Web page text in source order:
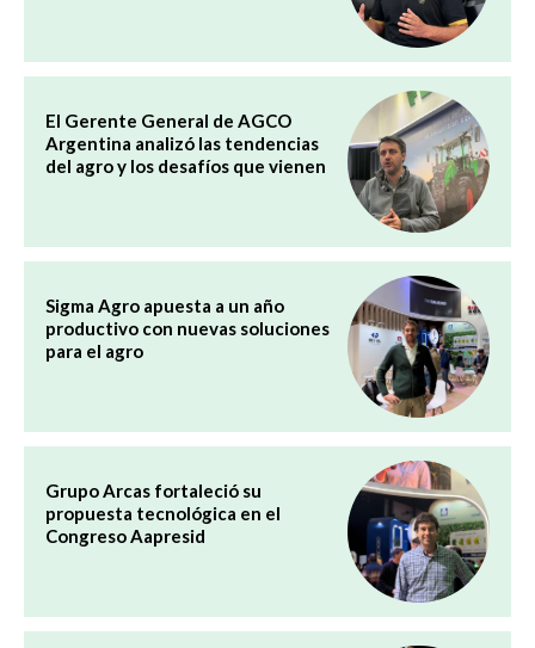
El Gerente General de AGCO
Argentina analizó las tendencias
del agro y los desafíos que vienen
Sigma Agro apuesta a un año
productivo con nuevas soluciones
para el agro
Grupo Arcas fortaleció su
propuesta tecnológica en el
Congreso Aapresid